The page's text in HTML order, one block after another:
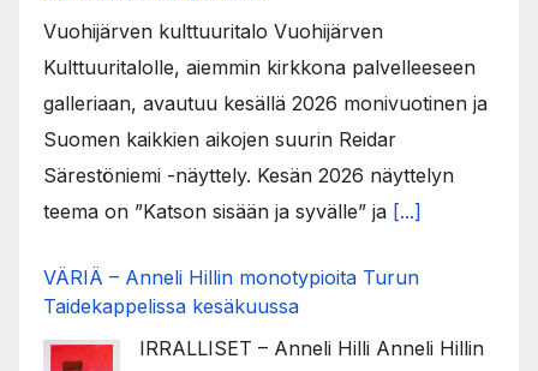
Vuohijärven kulttuuritalo Vuohijärven
Kulttuuritalolle, aiemmin kirkkona palvelleeseen
galleriaan, avautuu kesällä 2026 monivuotinen ja
Suomen kaikkien aikojen suurin Reidar
Särestöniemi -näyttely. Kesän 2026 näyttelyn
teema on ”Katson sisään ja syvälle” ja [...]
VÄRIÄ – Anneli Hillin monotypioita Turun
Taidekappelissa kesäkuussa
IRRALLISET – Anneli Hilli Anneli Hillin